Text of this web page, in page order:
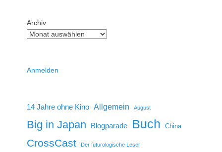
Archiv
Anmelden
14 Jahre ohne Kino Allgemein August
Big in Japan Blogparade Buch China
CrossCast Der futurologische Leser